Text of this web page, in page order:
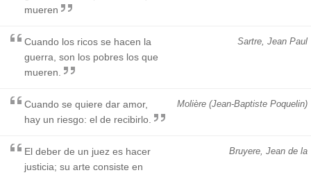
mueren
Sartre, Jean Paul
Cuando los ricos se hacen la
guerra, son los pobres los que
mueren.
Molière (Jean-Baptiste Poquelin)
Cuando se quiere dar amor,
hay un riesgo: el de recibirlo.
Bruyere, Jean de la
El deber de un juez es hacer
justicia; su arte consiste en